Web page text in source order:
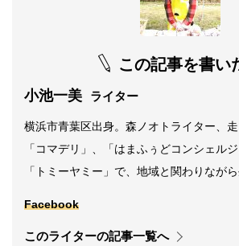
この記事を書い
小池一美 ライター
横浜市青葉区出身。森ノオトライター、
「コマデリ」、「はまふぅどコンシェル
「トミーヤミー」で、地域と関わりながら
Facebook
このライターの記事一覧へ